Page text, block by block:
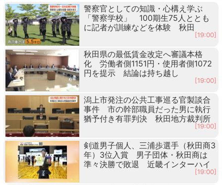
警察官としての知識・心構え学ぶ
「警察学校」 100期生75人ととも
に記者が訓練などを体験 秋田
[19:00]
秋田県の最低賃金改定へ審議本格
化 労働者側1151円・使用者側1072
円を提示 結論は持ち越し
[19:00]
潟上市発注の公共工事巡る官製談合
事件 市の幹部職員だった男に執行
猶予付き有罪判決 秋田地方裁判所
[19:00]
剣道男子個人、三浦歩選手（秋田商3
年）3位入賞 男子団体・秋田商は
準々決勝で敗退 近畿インターハイ
[19:00]